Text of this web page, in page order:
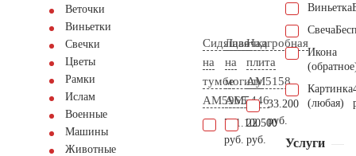
Веточки
Виньетки
Свечки
Цветы
Рамки
Ислам
Военные
Машины
Животные
Сидящая
на
тумбе
AM5965
731.100
руб.
Лавочка
на
могилу
AM5446
22.500
руб.
Надгробная
плита
AM5158
33.200
руб.
Виньетка
Свеча
Икона
Картинка
(любая)
Услуги